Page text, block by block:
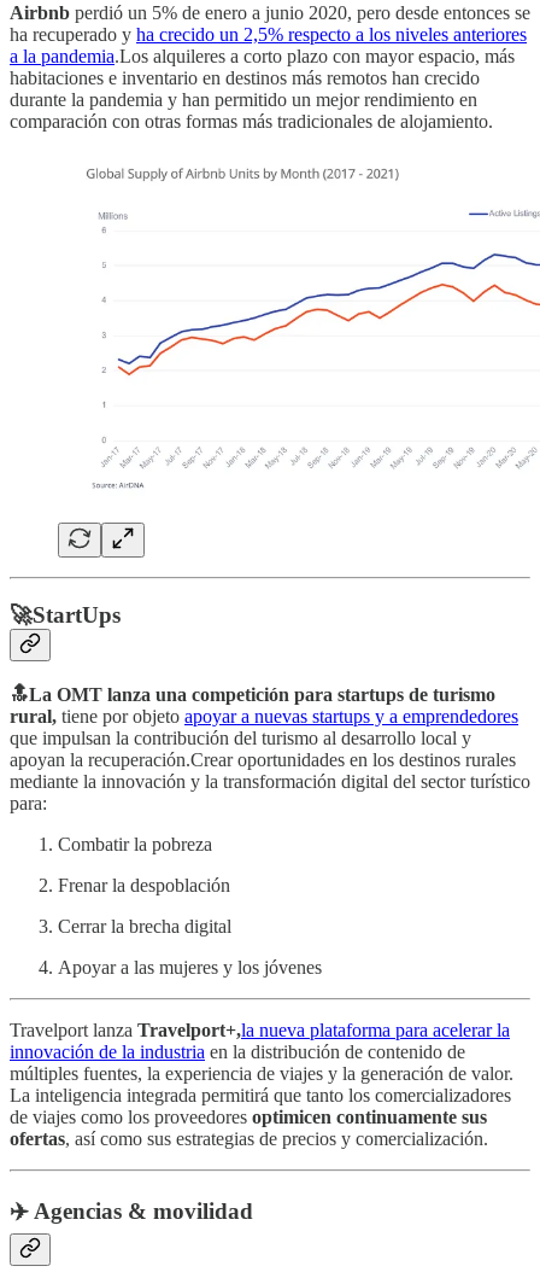
Airbnb perdió un 5% de enero a junio 2020, pero desde entonces se
ha recuperado y ha crecido un 2,5% respecto a los niveles anteriores
a la pandemia.Los alquileres a corto plazo con mayor espacio, más
habitaciones e inventario en destinos más remotos han crecido
durante la pandemia y han permitido un mejor rendimiento en
comparación con otras formas más tradicionales de alojamiento.
🚀StartUps
🔝La OMT lanza una competición para startups de turismo
rural, tiene por objeto apoyar a nuevas startups y a emprendedores
que impulsan la contribución del turismo al desarrollo local y
apoyan la recuperación.Crear oportunidades en los destinos rurales
mediante la innovación y la transformación digital del sector turístico
para:
Combatir la pobreza
Frenar la despoblación
Cerrar la brecha digital
Apoyar a las mujeres y los jóvenes
Travelport lanza Travelport+,la nueva plataforma para acelerar la
innovación de la industria en la distribución de contenido de
múltiples fuentes, la experiencia de viajes y la generación de valor.
La inteligencia integrada permitirá que tanto los comercializadores
de viajes como los proveedores optimicen continuamente sus
ofertas, así como sus estrategias de precios y comercialización.
✈️ Agencias & movilidad